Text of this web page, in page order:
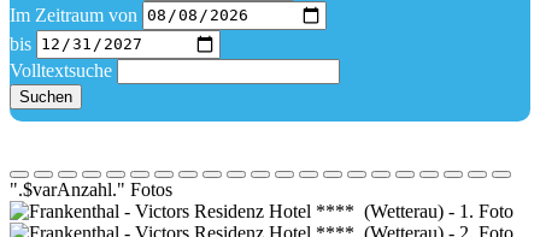
Im Zeitraum von
bis
Volltextsuche
Suchen
".$varAnzahl." Fotos